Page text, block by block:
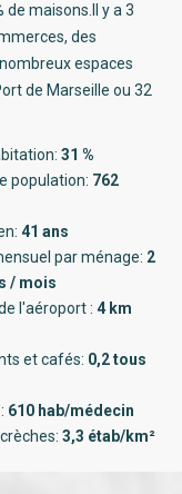
maisons.Il y a 3
des
espaces
de Marseille ou 32
31 %
population: 762
41 ans
par ménage: 2
/ mois
l'aéroport : 4 km
et cafés: 0,2 tous
610 hab/médecin
3,3 étab/km²